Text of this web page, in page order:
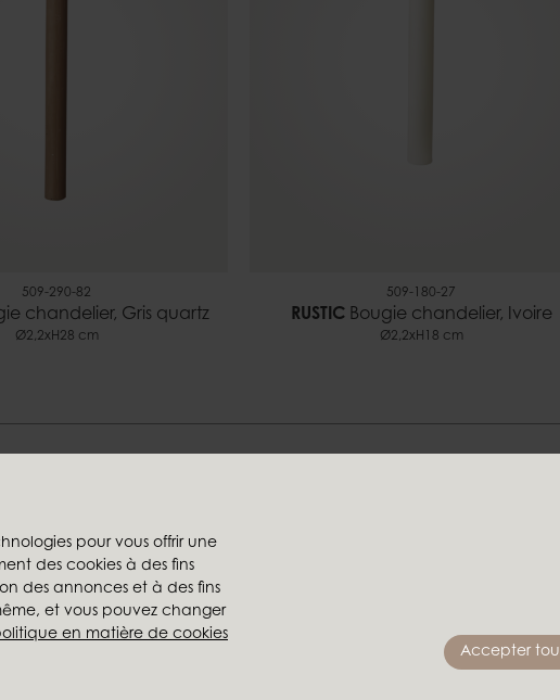
pour vous offrir une
des cookies à des fins
des annonces et à des fins
et vous pouvez changer
en matière de cookies
Accepter
509-290-82
chandelier, Gris quartz
Ø2,2xH28 cm
509-180-27
RUSTICBougie chandelier, Ivoire
Ø2,2xH18 cm